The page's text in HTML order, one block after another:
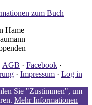
zum Buch
Hame
AGB · Facebook ·
· Impressum · Log in
Sie "Zustimmen", um
Mehr Informationen